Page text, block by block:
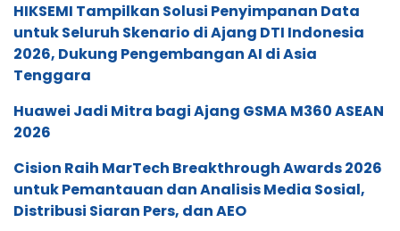
HIKSEMI Tampilkan Solusi Penyimpanan Data
untuk Seluruh Skenario di Ajang DTI Indonesia
2026, Dukung Pengembangan AI di Asia
Tenggara
Huawei Jadi Mitra bagi Ajang GSMA M360 ASEAN
2026
Cision Raih MarTech Breakthrough Awards 2026
untuk Pemantauan dan Analisis Media Sosial,
Distribusi Siaran Pers, dan AEO